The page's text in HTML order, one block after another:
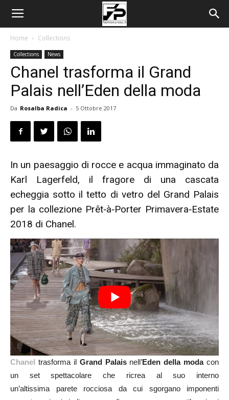
Home Collections
Collections News
Chanel trasforma il Grand
Palais nell’Eden della moda
Da Rosalba Radica - 5 Ottobre 2017
In un paesaggio di rocce e acqua immaginato da
Karl Lagerfeld, il fragore di una cascata
echeggia sotto il tetto di vetro del Grand Palais
per la collezione Prêt‑à‑Porter Primavera‑Estate
2018 di Chanel.
Chanel trasforma il Grand Palaisnell’Eden della modacon
un set spettacolare che ricrea al suo interno
un’altissima parete rocciosa da cui sgorgano imponenti